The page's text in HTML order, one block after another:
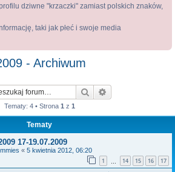
dziwne "krzaczki" zamiast polskich znaków,
taki jak płeć i swoje media
- Archiwum
Szukaj
Tematy: 4 • Strona 1 z 1
Tematy
17-19.07.2009
« 5 kwietnia 2012, 06:20
1 14 15 16 17